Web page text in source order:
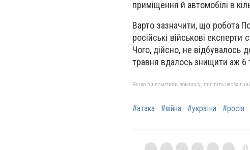
приміщення й автомобілі в
Варто зазначити, що робота
російські військові
Чого, дійсно, не відбувалось
травня вдалось знищити аж 6
Якщо ви помітили помилку, виділіть
#атака #війна #україна #росія